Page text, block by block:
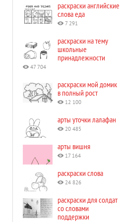
раскраски английские
слова еда
7 291
раскраски на тему
школьные
принадлежности
47 704
раскраски мой домик
в полный рост
12 100
арты уточки лалафан
20 485
арты вишня
17 164
раскраски слова
24 826
раскраски для солдат
со словами
поддержки